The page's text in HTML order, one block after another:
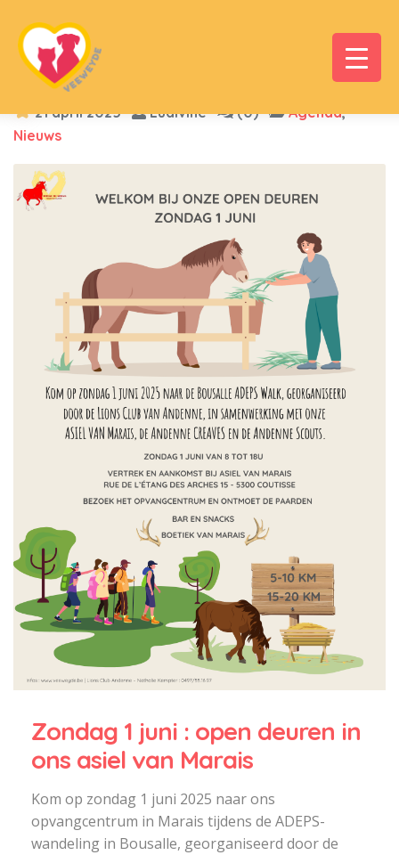
21 april 2025 Ludivine (0) Agenda,
Nieuws
Zondag 1 juni : open deuren in
ons asiel van Marais
Kom op zondag 1 juni 2025 naar ons
opvangcentrum in Marais tijdens de ADEPS-
wandeling in Bousalle, georganiseerd door de